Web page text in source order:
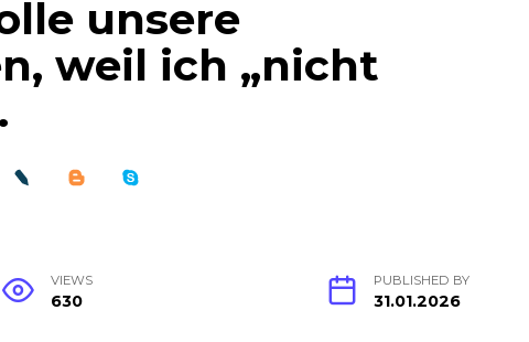
unsere
weil ich „nicht
VIEWS
630
PUBLISHED BY
31.01.2026